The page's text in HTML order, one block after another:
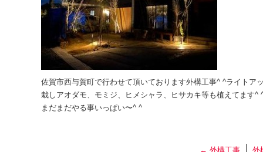
佐賀市西与賀町で行わせて頂いております外構工事^ ^ライトア
栽しアオダモ、モミジ、ヒメシャラ、ヒサカキ等も植えてます
まだまだやる事いっぱい〜^ ^
← 外構工事 外